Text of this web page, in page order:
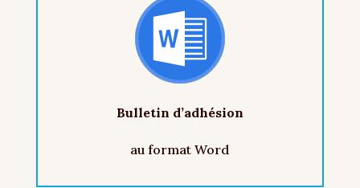
Bulletin d’adhésion
au format Word